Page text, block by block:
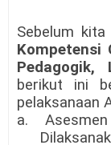
Sebelum
Kompetensi
Pedagogik,
berikut ini
pelaksanaan
a.